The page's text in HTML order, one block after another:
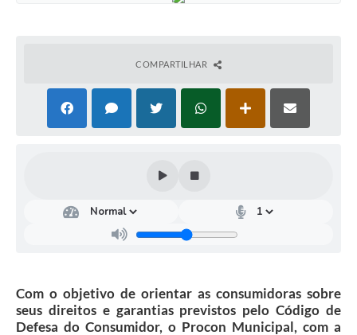
COMPARTILHAR
Com o objetivo de orientar as consumidoras sobre
seus direitos e garantias previstos pelo Código de
Defesa do Consumidor, o Procon Municipal, com a